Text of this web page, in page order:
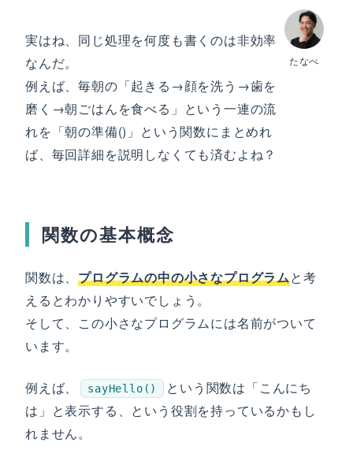
たなべ
実はね、同じ処理を何度も書くのは非効率
なんだ。
例えば、毎朝の「起きる→顔を洗う→歯を
磨く→朝ごはんを食べる」という一連の流
れを「朝の準備()」という関数にまとめれ
ば、毎回詳細を説明しなくても済むよね？
関数の基本概念
関数は、プログラムの中の小さなプログラムと考
えるとわかりやすいでしょう。
そして、この小さなプログラムには名前がついて
います。
例えば、 sayHello()
という関数は「こんにち
は」と表示する、という役割を持っているかもし
れません。